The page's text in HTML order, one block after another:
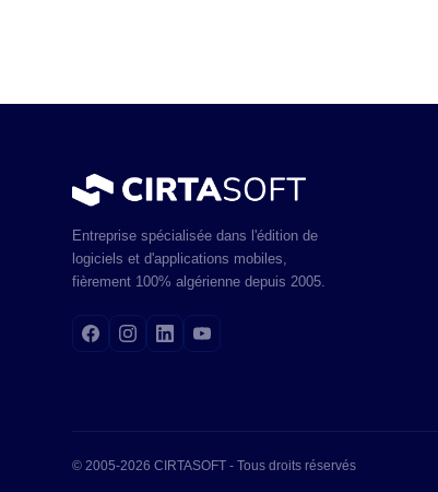
Entreprise spécialisée dans l'édition de
logiciels et d'applications mobiles,
fièrement 100% algérienne depuis 2005.
© 2005-2026 CIRTASOFT - Tous droits réservés